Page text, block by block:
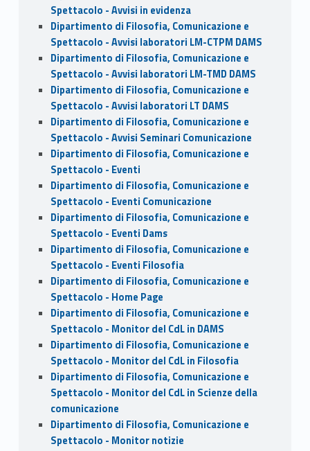
Spettacolo - Avvisi in evidenza
Dipartimento di Filosofia, Comunicazione e
Spettacolo - Avvisi laboratori LM-CTPM DAMS
Dipartimento di Filosofia, Comunicazione e
Spettacolo - Avvisi laboratori LM-TMD DAMS
Dipartimento di Filosofia, Comunicazione e
Spettacolo - Avvisi laboratori LT DAMS
Dipartimento di Filosofia, Comunicazione e
Spettacolo - Avvisi Seminari Comunicazione
Dipartimento di Filosofia, Comunicazione e
Spettacolo - Eventi
Dipartimento di Filosofia, Comunicazione e
Spettacolo - Eventi Comunicazione
Dipartimento di Filosofia, Comunicazione e
Spettacolo - Eventi Dams
Dipartimento di Filosofia, Comunicazione e
Spettacolo - Eventi Filosofia
Dipartimento di Filosofia, Comunicazione e
Spettacolo - Home Page
Dipartimento di Filosofia, Comunicazione e
Spettacolo - Monitor del CdL in DAMS
Dipartimento di Filosofia, Comunicazione e
Spettacolo - Monitor del CdL in Filosofia
Dipartimento di Filosofia, Comunicazione e
Spettacolo - Monitor del CdL in Scienze della
comunicazione
Dipartimento di Filosofia, Comunicazione e
Spettacolo - Monitor notizie